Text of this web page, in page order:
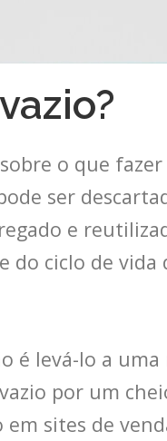
o que
ser
e
do ciclo de vida
é levá-lo a
por um
sites de